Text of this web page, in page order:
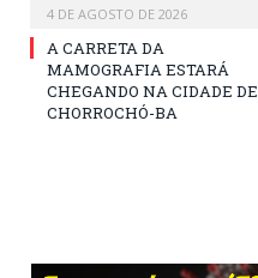
4 DE AGOSTO DE 2026
A CARRETA DA
MAMOGRAFIA ESTARÁ
CHEGANDO NA CIDADE DE
CHORROCHÓ-BA